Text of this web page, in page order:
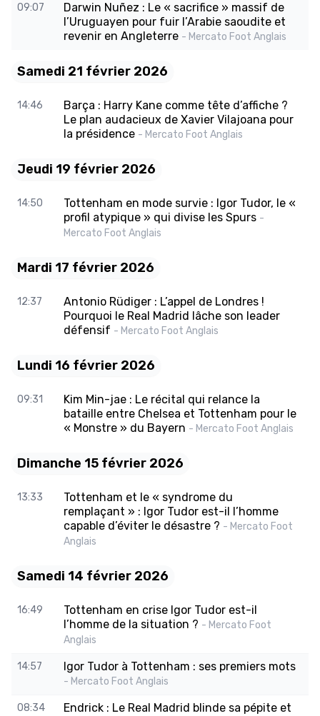
09:07
Darwin Nuñez : Le « sacrifice » massif de
l’Uruguayen pour fuir l’Arabie saoudite et
revenir en Angleterre - Mercato Foot Anglais
Samedi 21 février 2026
14:46
Barça : Harry Kane comme tête d’affiche ?
Le plan audacieux de Xavier Vilajoana pour
la présidence - Mercato Foot Anglais
Jeudi 19 février 2026
14:50
Tottenham en mode survie : Igor Tudor, le «
profil atypique » qui divise les Spurs -
Mercato Foot Anglais
Mardi 17 février 2026
12:37
Antonio Rüdiger : L’appel de Londres !
Pourquoi le Real Madrid lâche son leader
défensif - Mercato Foot Anglais
Lundi 16 février 2026
09:31
Kim Min-jae : Le récital qui relance la
bataille entre Chelsea et Tottenham pour le
« Monstre » du Bayern - Mercato Foot Anglais
Dimanche 15 février 2026
13:33
Tottenham et le « syndrome du
remplaçant » : Igor Tudor est-il l’homme
capable d’éviter le désastre ? - Mercato Foot
Anglais
Samedi 14 février 2026
16:49
Tottenham en crise Igor Tudor est-il
l’homme de la situation ? - Mercato Foot
Anglais
14:57 Igor Tudor à Tottenham : ses premiers mots
- Mercato Foot Anglais
08:34
Endrick : Le Real Madrid blinde sa pépite et